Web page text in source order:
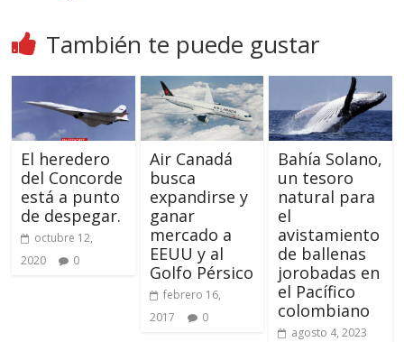
También te puede gustar
El heredero
del Concorde
está a punto
de despegar.
octubre 12,
2020
0
Air Canadá
busca
expandirse y
ganar
mercado a
EEUU y al
Golfo Pérsico
febrero 16,
2017
0
Bahía Solano,
un tesoro
natural para
el
avistamiento
de ballenas
jorobadas en
el Pacífico
colombiano
agosto 4, 2023